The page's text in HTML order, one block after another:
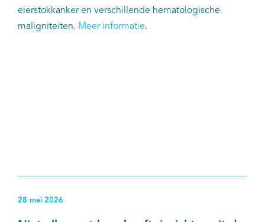
eierstokkanker en verschillende hematologische
maligniteiten. Meer informatie.
28 mei 2026